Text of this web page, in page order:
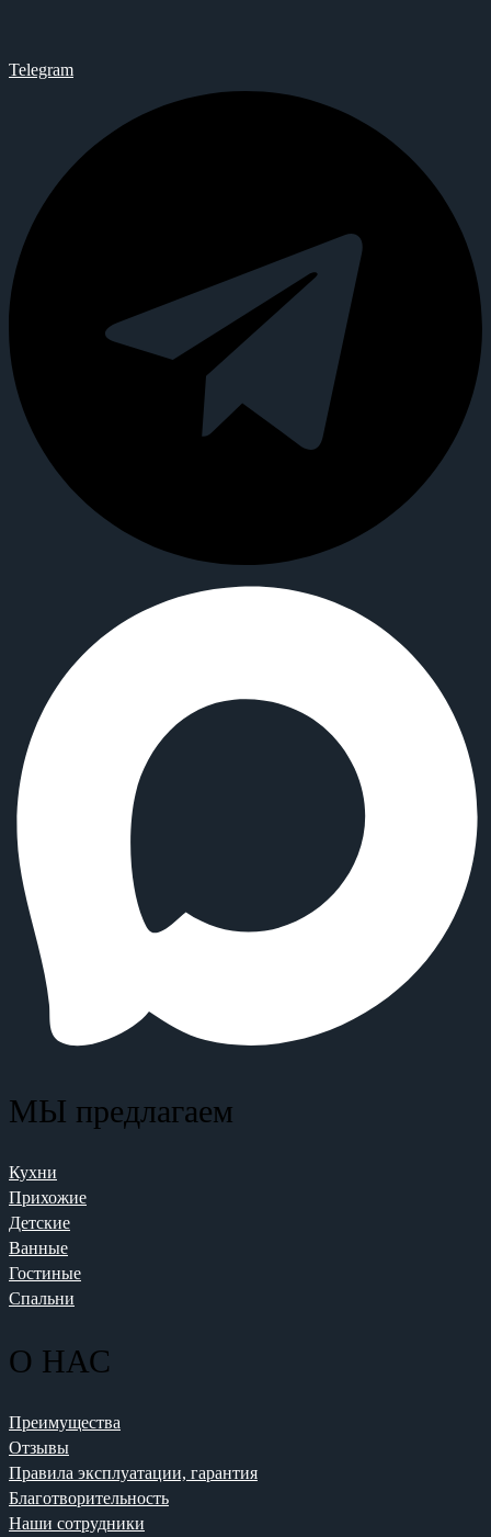
Telegram
МЫ предлагаем
Кухни
Прихожие
Детские
Ванные
Гостиные
Спальни
О НАС
Преимущества
Отзывы
Правила эксплуатации, гарантия
Благотворительность
Наши сотрудники